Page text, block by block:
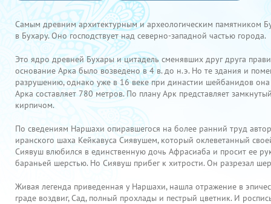
Самым древним архитектурным и археологическим памятником
в Бухару. Оно господствует над северно-западной частью города.
Это ядро древней Бухары и цитадель сменявших друг друга
основание Арка было возведено в 4 в. до н.э. Но те здания и
разрушению, однако уже в 16 веке при династии шейбанидов
Арка составляет 780 метров. По плану Арк представляет
кирпичом.
По сведениям Наршахи опиравшегося на более ранний труд
иранского шаха Кейкавуса Сиявушем, который оклеветанный
Сиявуш влюбился в единственную дочь Афрасиаба и просит ее
бараньей шерстью. Но Сиявуш прибег к хитрости. Он разрезал
Живая легенда приведенная у Наршахи, нашла отражение в
граде воздвиг, Сад, полный прохлады и пестрый цветник. И